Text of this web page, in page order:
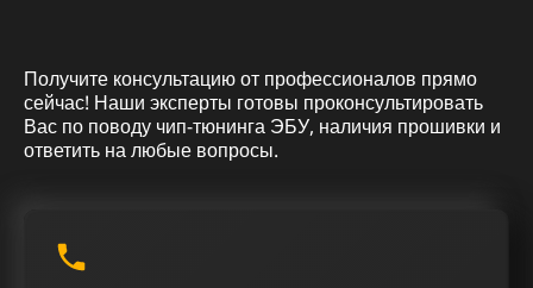
Получите консультацию от профессионалов прямо
сейчас! Наши эксперты готовы проконсультировать
Вас по поводу чип-тюнинга ЭБУ, наличия прошивки и
ответить на любые вопросы.